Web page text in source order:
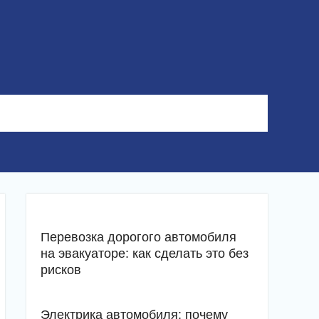
Перевозка дорогого автомобиля
на эвакуаторе: как сделать это без
рисков
Электрика автомобиля: почему